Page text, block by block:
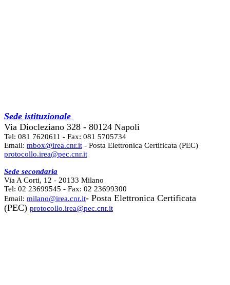
Sede istituzionale
Via Diocleziano 328 - 80124 Napoli
Tel: 081 7620611 - Fax: 081 5705734
Email: mbox@irea.cnr.it - Posta Elettronica Certificata (PEC)
protocollo.irea@pec.cnr.it
Sede secondaria
Via A Corti, 12 - 20133 Milano
Tel: 02 23699545 - Fax: 02 23699300
Email: milano@irea.cnr.it- Posta Elettronica Certificata
(PEC) protocollo.irea@pec.cnr.it